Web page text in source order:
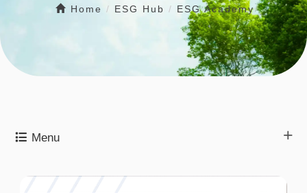
Home / ESG Hub / ESG Academy
Menu